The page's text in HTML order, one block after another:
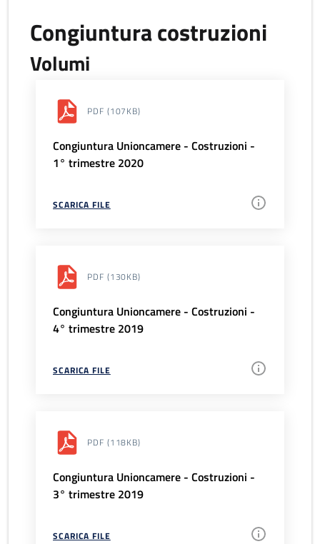
Congiuntura costruzioni
Volumi
PDF (107KB)
Congiuntura Unioncamere - Costruzioni -
1° trimestre 2020
SCARICA FILE
PDF (130KB)
Congiuntura Unioncamere - Costruzioni -
4° trimestre 2019
SCARICA FILE
PDF (118KB)
Congiuntura Unioncamere - Costruzioni -
3° trimestre 2019
SCARICA FILE